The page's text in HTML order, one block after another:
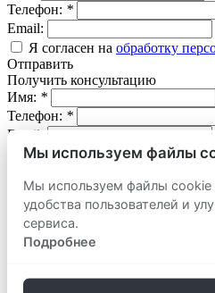
Телефон: *
Email:
Я согласен на обработку
Отправить
Получить консультацию
Имя: *
Телефон: *
Email:
Я согласен наобработку
Отправить
Оставить заявку
продать
Вид объекта:
Мы используем файлы
Мы используем файлы cookie
удобства пользователей и
сервиса.
Подробнее